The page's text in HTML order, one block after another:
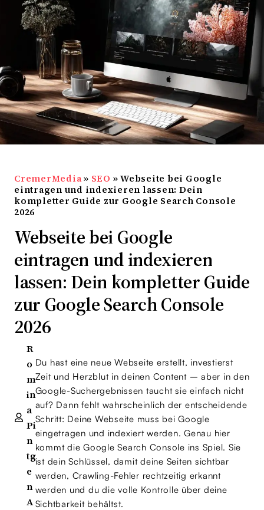
CremerMedia» SEO »Webseite bei Google
eintragen und indexieren lassen: Dein
kompletter Guide zur Google Search Console
2026
Webseite bei Google
eintragen und indexieren
lassen: Dein kompletter Guide
zur Google Search Console
2026
R
o
m
in
a
Pi
n
tg
e
n
A
Du hast eine neue Webseite erstellt, investierst
Zeit und Herzblut in deinen Content – aber in den
Google-Suchergebnissen taucht sie einfach nicht
auf? Dann fehlt wahrscheinlich der entscheidende
Schritt: Deine Webseite muss bei Google
eingetragen und indexiert werden. Genau hier
kommt die Google Search Console ins Spiel. Sie
ist dein Schlüssel, damit deine Seiten sichtbar
werden, Crawling-Fehler rechtzeitig erkannt
werden und du die volle Kontrolle über deine
Sichtbarkeit behältst.